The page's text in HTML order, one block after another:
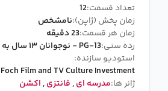
تعداد قسمت:12
زمان پخش (ژاپن):نامشخص
زمان هر قسمت:23 دقیقه
رده سنی:PG-13 - نوجوانان ۱۳ سال به بالا
استودیو سازنده:
Film and TV Culture Investment
ژانر ها:مدرسه ای,فانتزی,اکشن